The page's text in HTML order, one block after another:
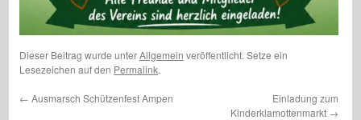
Dieser Beitrag wurde unterAllgemein veröffentlicht. Setze ein
Lesezeichen auf den Permalink.
← Ausmarsch Schützenfest Ampen
Einladung zum
Kinderklamottenmarkt →